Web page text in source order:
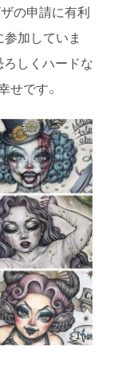
の申請に有利
加していま
しくハードな
です。